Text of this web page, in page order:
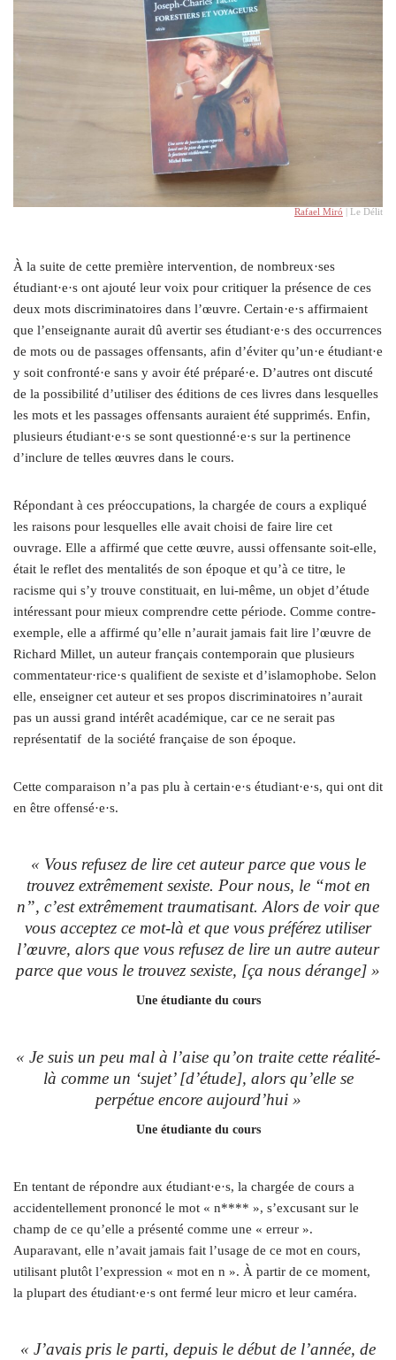
Rafael Miró | Le Délit
À la suite de cette première intervention, de nombreux·ses
étudiant·e·s ont ajouté leur voix pour critiquer la présence de ces
deux mots discriminatoires dans l’œuvre. Certain·e·s affirmaient
que l’enseignante aurait dû avertir ses étudiant·e·s des occurrences
de mots ou de passages offensants, afin d’éviter qu’un·e étudiant·e
y soit confronté·e sans y avoir été préparé·e. D’autres ont discuté
de la possibilité d’utiliser des éditions de ces livres dans lesquelles
les mots et les passages offensants auraient été supprimés. Enfin,
plusieurs étudiant·e·s se sont questionné·e·s sur la pertinence
d’inclure de telles œuvres dans le cours.
Répondant à ces préoccupations, la chargée de cours a expliqué
les raisons pour lesquelles elle avait choisi de faire lire cet
ouvrage. Elle a affirmé que cette œuvre, aussi offensante soit-elle,
était le reflet des mentalités de son époque et qu’à ce titre, le
racisme qui s’y trouve constituait, en lui-même, un objet d’étude
intéressant pour mieux comprendre cette période. Comme contre-
exemple, elle a affirmé qu’elle n’aurait jamais fait lire l’œuvre de
Richard Millet, un auteur français contemporain que plusieurs
commentateur·rice·s qualifient de sexiste et d’islamophobe. Selon
elle, enseigner cet auteur et ses propos discriminatoires n’aurait
pas un aussi grand intérêt académique, car ce ne serait pas
représentatif de la société française de son époque.
Cette comparaison n’a pas plu à certain·e·s étudiant·e·s, qui ont dit
en être offensé·e·s.
« Vous refusez de lire cet auteur parce que vous le
trouvez extrêmement sexiste. Pour nous, le “mot en
n”, c’est extrêmement traumatisant. Alors de voir que
vous acceptez ce mot-là et que vous préférez utiliser
l’œuvre, alors que vous refusez de lire un autre auteur
parce que vous le trouvez sexiste, [ça nous dérange] »
Une étudiante du cours
« Je suis un peu mal à l’aise qu’on traite cette réalité-
là comme un ‘sujet’ [d’étude], alors qu’elle se
perpétue encore aujourd’hui »
Une étudiante du cours
En tentant de répondre aux étudiant·e·s, la chargée de cours a
accidentellement prononcé le mot « n**** », s’excusant sur le
champ de ce qu’elle a présenté comme une « erreur ».
Auparavant, elle n’avait jamais fait l’usage de ce mot en cours,
utilisant plutôt l’expression « mot en n ». À partir de ce moment,
la plupart des étudiant·e·s ont fermé leur micro et leur caméra.
« J’avais pris le parti, depuis le début de l’année, de